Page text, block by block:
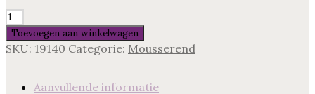
Kingpin
Rosado,
La
aantal
Toevoegen aan winkelwagen
SKU: 19140 Categorie: Mousserend
Aanvullende informatie